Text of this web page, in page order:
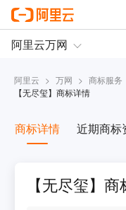
阿里云 > 万网 > 商标服务
【无尽玺】商标详情
商标详情 近期商标
【无尽玺】